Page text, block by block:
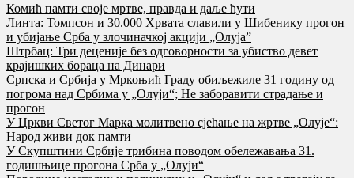
Комић памти своје мртве, правда и даље ћути
Линта: Томпсон и 30.000 Хрвата славили у Шибенику прогон
и убијање Срба у злочиначкој акцији „Олуја”
Штрбац: Три деценије без одговорности за убиство девет
крајишких бораца на Динари
Српска и Србија у Мркоњић Граду обиљежиле 31 годину од
погрома над Србима у „Олуји“; Не заборавити страдање и
прогон
У Цркви Светог Марка молитвено сјећање на жртве „Олује“:
Народ живи док памти
У Скупштини Србије трибина поводом обележавања 31.
годишњице прогона Срба у „Олуји“